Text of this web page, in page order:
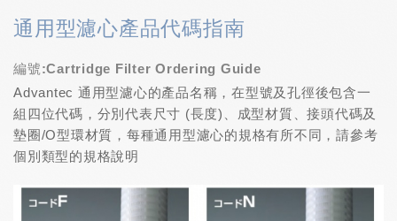
通用型濾心產品代碼指南
編號:Cartridge Filter Ordering Guide
Advantec 通用型濾心的產品名稱，在型號及孔徑後包含一
組四位代碼，分別代表尺寸 (長度)、成型材質、接頭代碼及
墊圈/O型環材質，每種通用型濾心的規格有所不同，請參考
個別類型的規格說明